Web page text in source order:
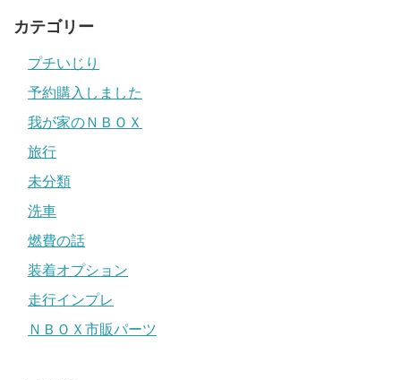
カテゴリー
プチいじり
予約購入しました
我が家のＮＢＯＸ
旅行
未分類
洗車
燃費の話
装着オプション
走行インプレ
ＮＢＯＸ市販パーツ